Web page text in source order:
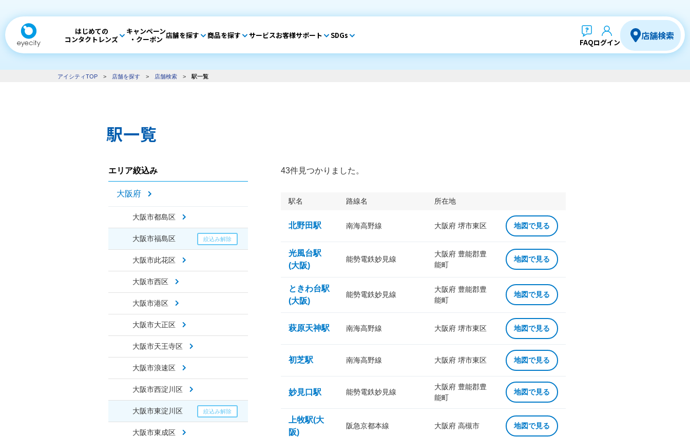
はじめての
コンタクトレンズ
キャンペーン
・クーポン 店舗を探す 商品を探す サービスお客様サポート SDGs
FAQログイン
店舗検索
アイシティTOP > 店舗を探す > 店舗検索 > 駅一覧
駅一覧
エリア絞込み
大阪府
大阪市都島区
大阪市福島区
大阪市此花区
大阪市西区
大阪市港区
大阪市大正区
大阪市天王寺区
大阪市浪速区
大阪市西淀川区
大阪市東淀川区
大阪市東成区
43件見つかりました。
駅名 路線名 所在地
北野田駅 南海高野線 大阪府 堺市東区 地図で見る
光風台駅
(大阪)
能勢電鉄妙見線
大阪府 豊能郡豊
能町
地図で見る
ときわ台駅
(大阪)
能勢電鉄妙見線
大阪府 豊能郡豊
能町
地図で見る
萩原天神駅 南海高野線 大阪府 堺市東区 地図で見る
初芝駅 南海高野線 大阪府 堺市東区 地図で見る
妙見口駅 能勢電鉄妙見線
大阪府 豊能郡豊
能町
地図で見る
上牧駅(大
阪)
阪急京都本線 大阪府 高槻市 地図で見る